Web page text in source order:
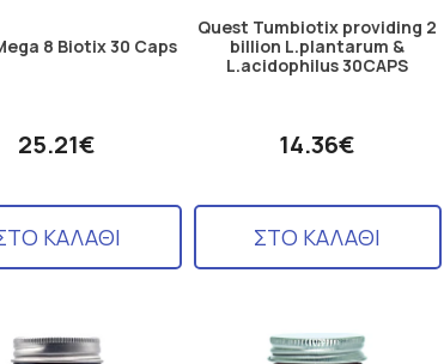
8 Biotix 30 Caps
25.21€
ΚΑΛΑΘΙ
Quest Tumbiotix providing 2
billion L.plantarum &
L.acidophilus 30CAPS
14.36€
ΣΤΟ ΚΑΛΑΘΙ